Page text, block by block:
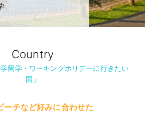
Country
留学・ワーキングホリデーに行きたい
国」
ーチなど好みに合わせた